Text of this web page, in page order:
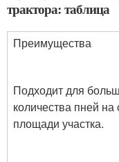
трактора: таблица
Преимущества
Подходит для
количества пней на
площади участка.